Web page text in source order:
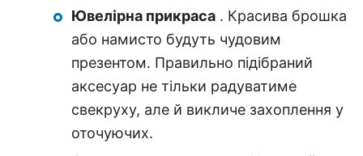
Ювелірна прикраса . Красива брошка
або намисто будуть чудовим
презентом. Правильно підібраний
аксесуар не тільки радуватиме
свекруху, але й викличе захоплення у
оточуючих.